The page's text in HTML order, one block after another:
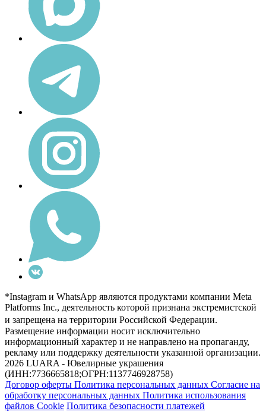
*Instagram и WhatsApp являются продуктами компании Meta
Platforms Inc., деятельность которой признана экстремистской
и запрещена на территории Российской Федерации.
Размещение информации носит исключительно
информационный характер и не направлено на пропаганду,
рекламу или поддержку деятельности указанной организации.
2026 LUARA - Ювелирные украшения
(ИНН:7736665818;ОГРН:1137746928758)
Договор оферты Политика персональных данных Согласие на
обработку персональных данных Политика использования
файлов Cookie Политика безопасности платежей